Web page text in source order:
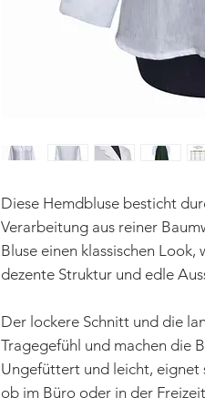
Diese Hemdbluse besticht
Verarbeitung aus reiner
Bluse einen klassischen
dezente Struktur und edle
Der lockere Schnitt und die
Tragegefühl und machen die
Ungefüttert und leicht, eignet
ob im Büro oder in der